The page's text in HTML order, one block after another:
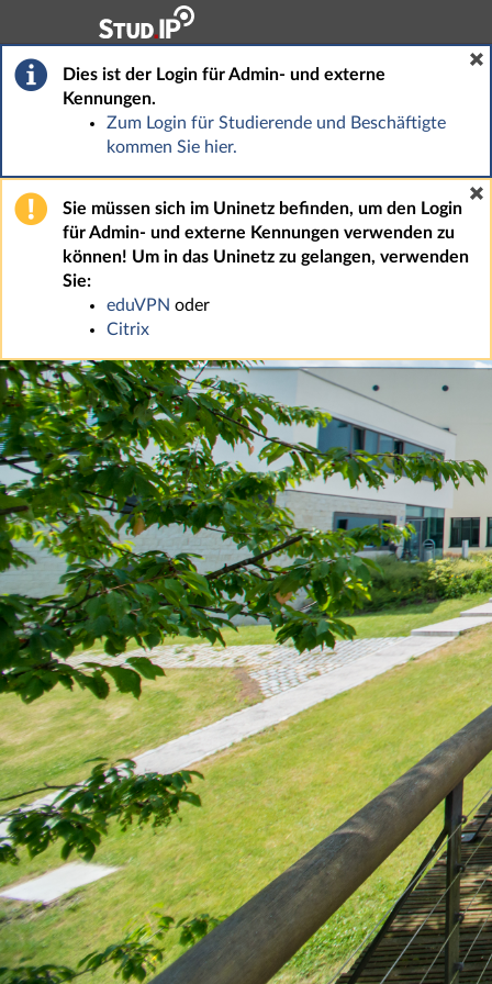
Hauptnavigation
Fußzeile
Dies ist der Login für Admin- und externe
Kennungen.
Zum Login für Studierende und Beschäftigte
kommen Sie hier.
Sie müssen sich im Uninetz befinden, um den Login
für Admin- und externe Kennungen verwenden zu
können! Um in das Uninetz zu gelangen, verwenden
Sie:
eduVPN oder
Citrix